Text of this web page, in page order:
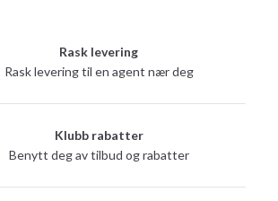
Rask levering
Rask levering til en agent nær deg
Klubb rabatter
Benytt deg av tilbud og rabatter